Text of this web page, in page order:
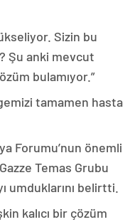
Sizin bu
Şu anki mevcut
bulamıyor.”
tamamen hasta
Forumu’nun önemli
Temas Grubu
umduklarını belirtti.
kalıcı bir çözüm